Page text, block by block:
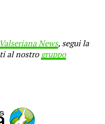
Valseriana News, segui la
al nostrogruppo